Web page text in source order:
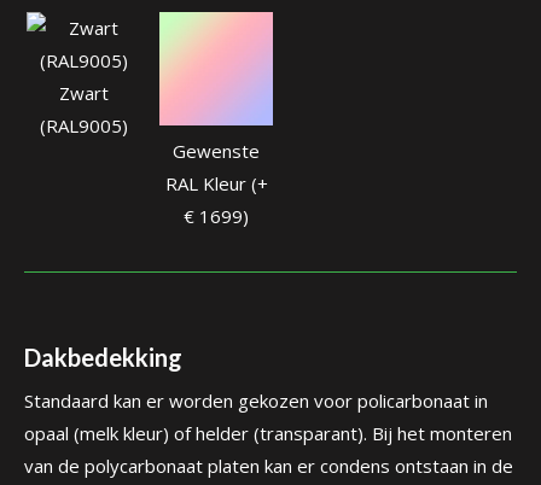
Zwart
(RAL9005)
Gewenste
RAL Kleur (+
€ 1699)
Dakbedekking
Standaard kan er worden gekozen voor policarbonaat in
opaal (melk kleur) of helder (transparant). Bij het monteren
van de polycarbonaat platen kan er condens ontstaan in de